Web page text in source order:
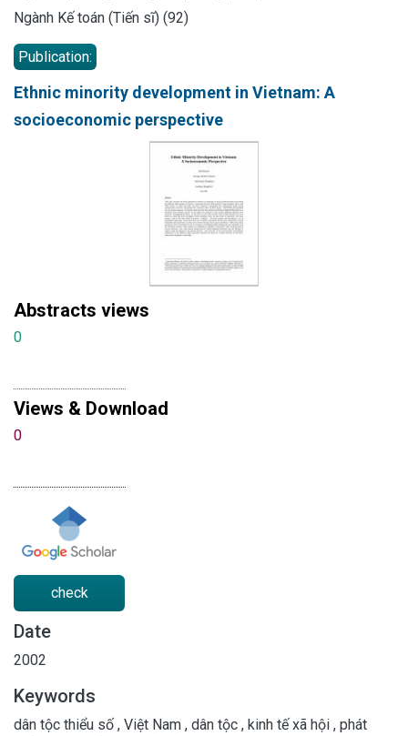
Ngành Kế toán (Tiến sĩ) (92)
Publication:
Ethnic minority development in Vietnam: A
socioeconomic perspective
Abstracts views
0
Views & Download
0
check
Date
2002
Keywords
dân tộc thiểu số , Việt Nam , dân tộc , kinh tế xã hội , phát